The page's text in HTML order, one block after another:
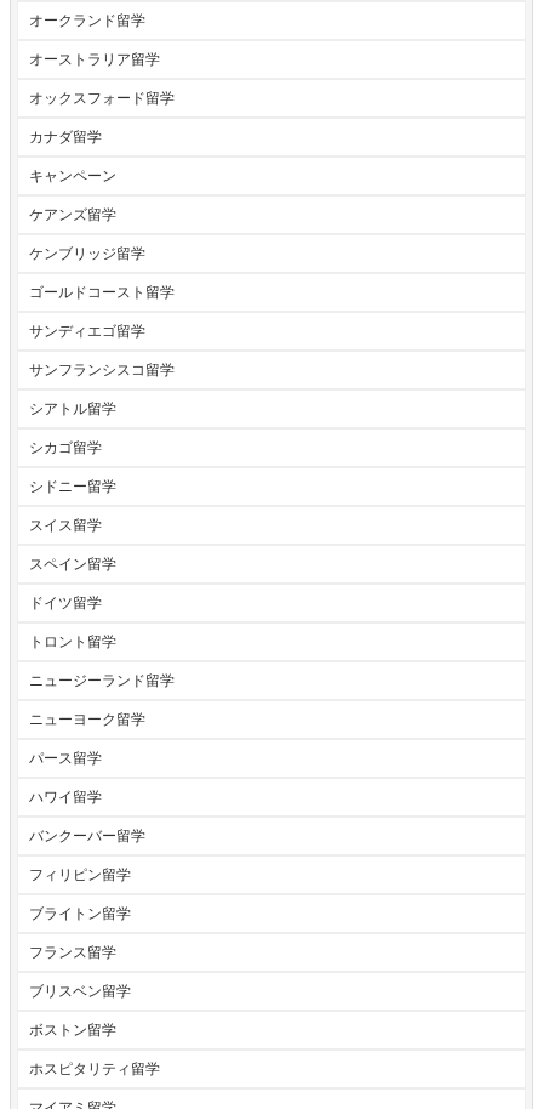
オークランド留学
オーストラリア留学
オックスフォード留学
カナダ留学
キャンペーン
ケアンズ留学
ケンブリッジ留学
ゴールドコースト留学
サンディエゴ留学
サンフランシスコ留学
シアトル留学
シカゴ留学
シドニー留学
スイス留学
スペイン留学
ドイツ留学
トロント留学
ニュージーランド留学
ニューヨーク留学
パース留学
ハワイ留学
バンクーバー留学
フィリピン留学
ブライトン留学
フランス留学
ブリスベン留学
ボストン留学
ホスピタリティ留学